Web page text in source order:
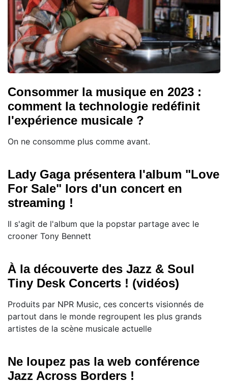
Consommer la musique en 2023 :
comment la technologie redéfinit
l'expérience musicale ?
On ne consomme plus comme avant.
Lady Gaga présentera l'album "Love
For Sale" lors d'un concert en
streaming !
Il s'agit de l'album que la popstar partage avec le
crooner Tony Bennett
À la découverte des Jazz & Soul
Tiny Desk Concerts ! (vidéos)
Produits par NPR Music, ces concerts visionnés de
partout dans le monde regroupent les plus grands
artistes de la scène musicale actuelle
Ne loupez pas la web conférence
Jazz Across Borders !